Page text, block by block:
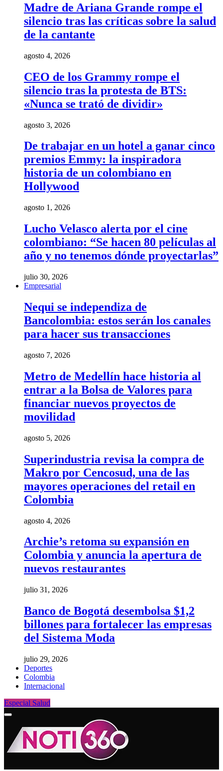
Madre de Ariana Grande rompe el
silencio tras las críticas sobre la salud
de la cantante
agosto 4, 2026
CEO de los Grammy rompe el
silencio tras la protesta de BTS:
«Nunca se trató de dividir»
agosto 3, 2026
De trabajar en un hotel a ganar cinco
premios Emmy: la inspiradora
historia de un colombiano en
Hollywood
agosto 1, 2026
Lucho Velasco alerta por el cine
colombiano: “Se hacen 80 películas al
año y no tenemos dónde proyectarlas”
julio 30, 2026
Empresarial
Nequi se independiza de
Bancolombia: estos serán los canales
para hacer sus transacciones
agosto 7, 2026
Metro de Medellín hace historia al
entrar a la Bolsa de Valores para
financiar nuevos proyectos de
movilidad
agosto 5, 2026
Superindustria revisa la compra de
Makro por Cencosud, una de las
mayores operaciones del retail en
Colombia
agosto 4, 2026
Archie’s retoma su expansión en
Colombia y anuncia la apertura de
nuevos restaurantes
julio 31, 2026
Banco de Bogotá desembolsa $1,2
billones para fortalecer las empresas
del Sistema Moda
julio 29, 2026
Deportes
Colombia
Internacional
Especial Salud